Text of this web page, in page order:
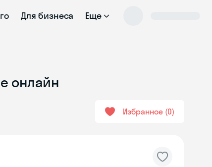
Для бизнеса Еще
онлайн
Избранное 0